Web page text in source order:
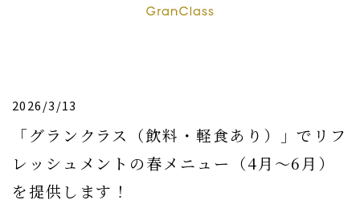
2026/3/13
「グランクラス（飲料・軽食あり）」でリフ
レッシュメントの春メニュー（4月〜6月）
を提供します！